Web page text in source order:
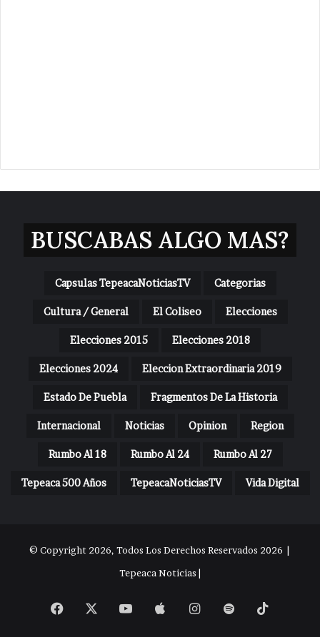
BUSCABAS ALGO MAS?
Capsulas TepeacaNoticiasTV Categorias
Cultura / General El Coliseo Elecciones
Elecciones 2015 Elecciones 2018
Elecciones 2024 Eleccion Extraordinaria 2019
Estado De Puebla Fragmentos De La Historia
Internacional Noticias Opinion Region
Rumbo Al 18 Rumbo Al 24 Rumbo Al 27
Tepeaca 500 Años TepeacaNoticiasTV Vida Digital
© Copyright 2026, Todos Los Derechos Reservados 2026 |
Tepeaca Noticias |
Facebook YouTubeAppleInstagram
Spotify